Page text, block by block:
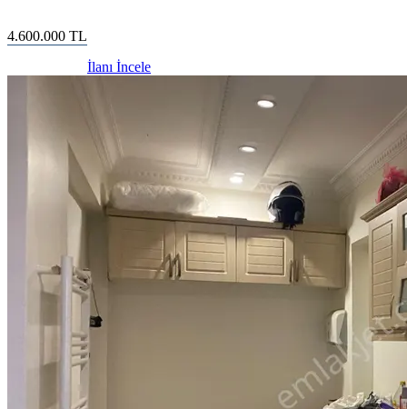
4.600.000 TL
İlanı İncele